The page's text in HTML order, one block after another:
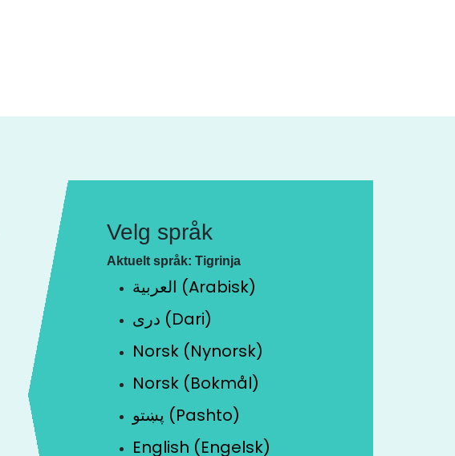
Velg språk
Aktuelt språk: Tigrinja
العربية (Arabisk)
دری (Dari)
Norsk (Nynorsk)
Norsk (Bokmål)
پښتو (Pashto)
English (Engelsk)